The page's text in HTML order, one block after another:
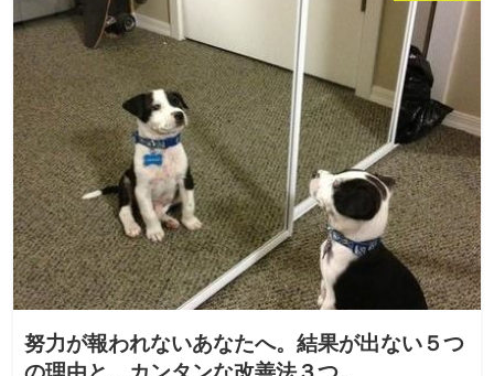
努力が報われないあなたへ。結果が出ない５つ